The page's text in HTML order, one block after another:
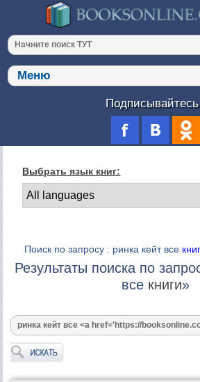
Подписывайтесь
Выбрать язык книг:
Поиск по запросу : ринка кейт все
Результаты поиска по
все книги»